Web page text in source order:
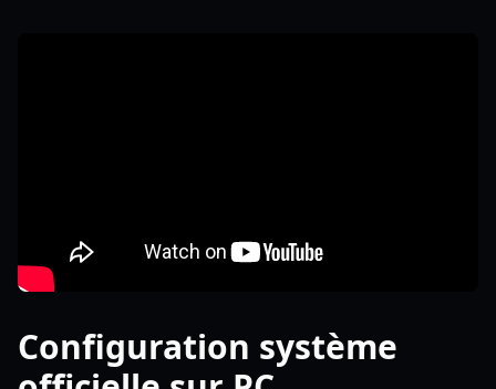
Configuration système